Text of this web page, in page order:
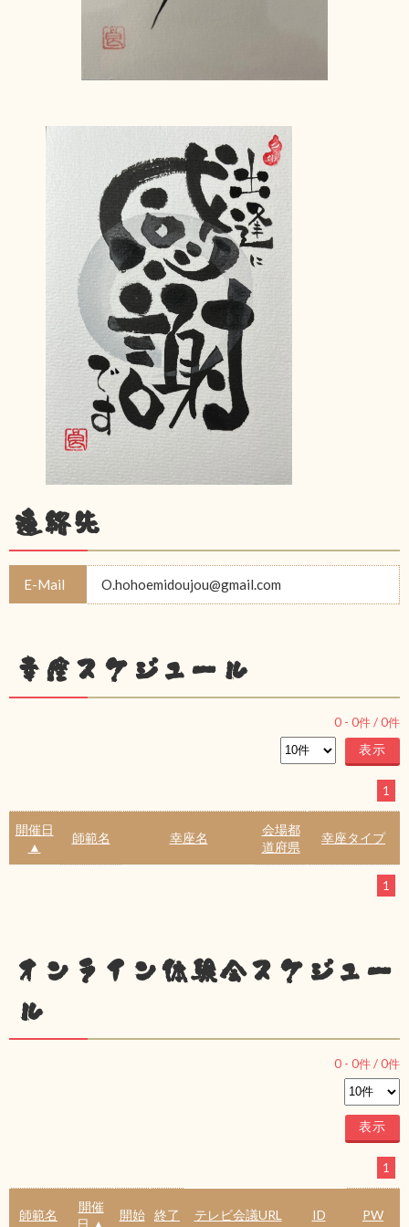
連絡先
E-Mail O.hohoemidoujou@gmail.com
幸座スケジュール
0 - 0件 /0件
1
開催日
▲
師範名 幸座名
会場都
道府県
幸座タイプ
1
オンライン体験会スケジュー
ル
0 - 0件 /0件
1
師範名
開催
開始 終了 テレビ会議URL ID PW